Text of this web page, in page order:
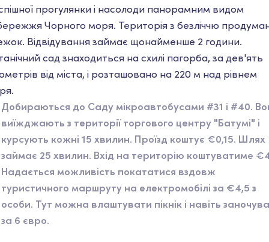
прогулянки і насолоди панорамним видом
Чорного моря. Територія з безліччю
Відвідування займає щонайменше 2 години.
сад знаходиться на схилі пагорба, за дев'ять
від міста, і розташовано на 220 м над рівнем
Добираються до Саду мікроавтобусами #31 і #40.
виїжджають з території торгового центру "Батумі" і
курсують кожні 15 хвилин. Проїзд коштує €0,15. Шлях
займає 25 хвилин. Вхід на територію коштуватиме
Надається можливість покататися вздовж
туристичного маршруту на електромобілі за €4,5 з
особи. Тут можна влаштувати пікнік і навіть
за 6 євро.